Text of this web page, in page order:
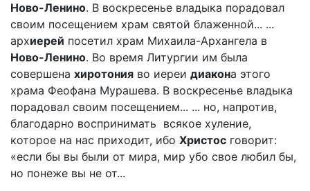
Ново-Ленино. В воскресенье владыка порадовал
своим посещением храм святой блаженной... ...
архиерей посетил храм Михаила-Архангела в
Ново-Ленино. Во время Литургии им была
совершена хиротония во иереи диакона этого
храма Феофана Мурашева. В воскресенье владыка
порадовал своим посещением... ... но, напротив,
благодарно воспринимать всякое хуление,
которое на нас приходит, ибо Христос говорит:
«если бы вы были от мира, мир убо свое любил бы,
но понеже вы не от...